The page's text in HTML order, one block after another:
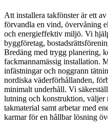
Att installera takfönster är ett
förvandla en vind, övervåning
och energieffektiv miljö. Vi
byggföretag,
Bredäng med trygg planering,
fackmannamässig installation.
infästningar och noggrann
nordiska väderförhållanden,
minimalt underhåll. Vi
lutning och konstruktion, väljer
takmaterial samt arbetar med
karmar för en hållbar lösning